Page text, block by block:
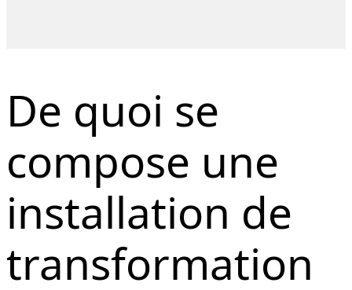
De quoi se
compose une
installation de
transformation